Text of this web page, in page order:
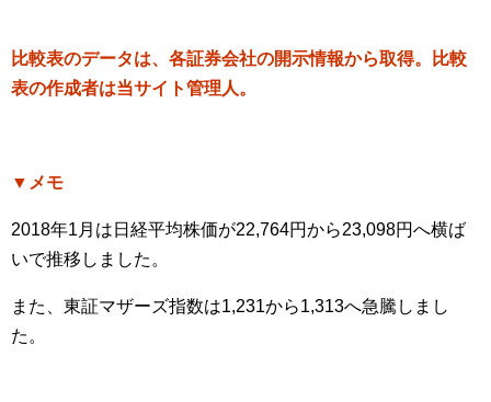
比較表のデータは、各証券会社の開示情報から取得。比較
表の作成者は当サイト管理人。
▼メモ
2018年1月は日経平均株価が22,764円から23,098円へ横ば
いで推移しました。
また、東証マザーズ指数は1,231から1,313へ急騰しまし
た。